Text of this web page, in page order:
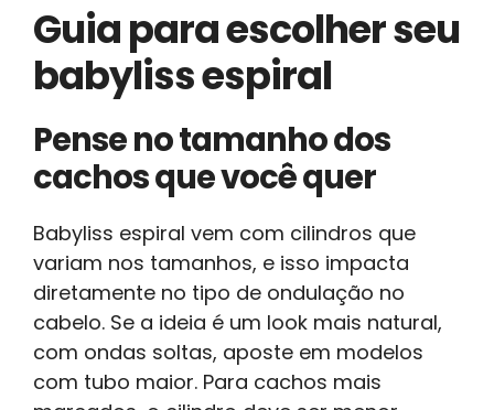
Guia para escolher seu
babyliss espiral
Pense no tamanho dos
cachos que você quer
Babyliss espiral vem com cilindros que
variam nos tamanhos, e isso impacta
diretamente no tipo de ondulação no
cabelo. Se a ideia é um look mais natural,
com ondas soltas, aposte em modelos
com tubo maior. Para cachos mais